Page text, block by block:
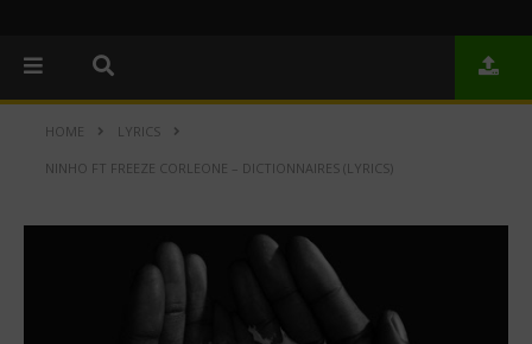
HOME LYRICS
NINHO FT FREEZE CORLEONE – DICTIONNAIRES (LYRICS)